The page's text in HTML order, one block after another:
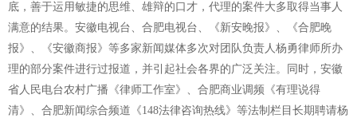
底，善于运用敏捷的思维、雄辩的口才，代理的案件大多取得当事人
满意的结果。安徽电视台、合肥电视台、《新安晚报》、《合肥晚
报》、《安徽商报》等多家新闻媒体多次对团队负责人杨勇律师所办
理的部分案件进行过报道，并引起社会各界的广泛关注。同时，安徽
省人民电台农村广播《律师工作室》、合肥商业调频《有理说得
清》、合肥新闻综合频道《148法律咨询热线》等法制栏目长期聘请杨